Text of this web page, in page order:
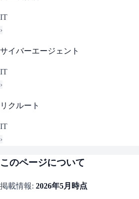
IT
›
サイバーエージェント
IT
›
リクルート
IT
›
このページについて
掲載情報: 2026年5月 時点